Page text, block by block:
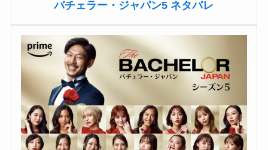
バチェラー・ジャパン5 ネタバレ